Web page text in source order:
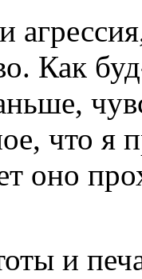
Как
что я
оно
и